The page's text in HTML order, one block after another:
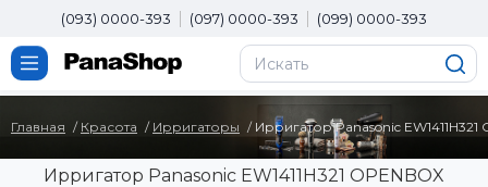
(093) 0000-393 (097) 0000-393 (099) 0000-393
Главная Красота Ирригаторы Ирригатор Panasonic EW1411H321
Ирригатор Panasonic EW1411H321 OPENBOX